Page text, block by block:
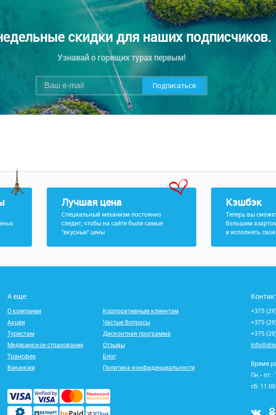
скидки для наших подписчиков.
Узнавай о горящих турах первым!
Подписаться
Лучшая цена
Специальный механизм постоянно
следит, чтобы на сайте были самые
"вкусные" цены
Кэшбэк
Теперь вы
большим
и исполнять
А еще:
О компании
Акции
Туристам
Медицинское страхование
Трансфер
Вакансии
Корпоративным клиентам
Частые Вопросы
Дисконтная программа
Отзывы
Блог
Политика конфиденциальности
+375
+375
+375
Время
Пн.- пт.:
сб: